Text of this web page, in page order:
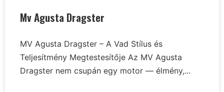
Mv Agusta Dragster
MV Agusta Dragster – A Vad Stílus és
Teljesítmény Megtestesítője Az MV Agusta
Dragster nem csupán egy motor — élmény,...